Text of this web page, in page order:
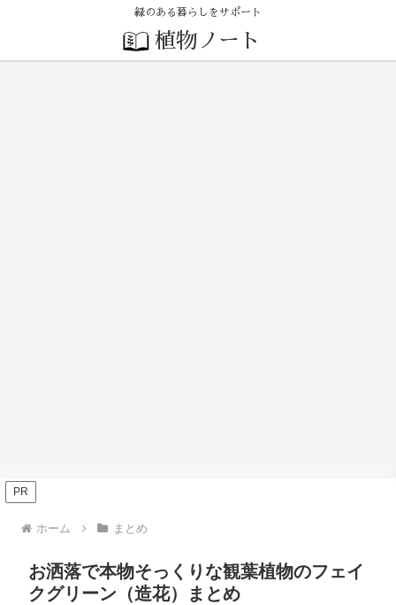
緑のある暮らしをサポート
植物ノート
PR
ホーム まとめ
お洒落で本物そっくりな観葉植物のフェイ
クグリーン（造花）まとめ